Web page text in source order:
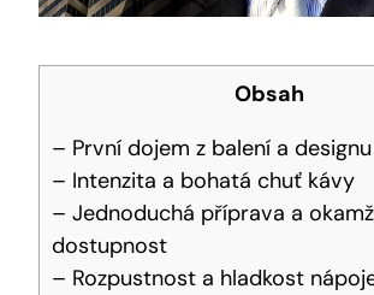
Obsah
– První dojem z balení a designu
– Intenzita a bohatá chuť kávy
– Jednoduchá příprava a
dostupnost
– Rozpustnost a hladkost